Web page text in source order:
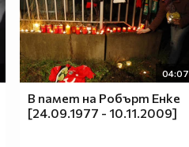
04:07
В памет на Робърт Енке
[24.09.1977 - 10.11.2009]